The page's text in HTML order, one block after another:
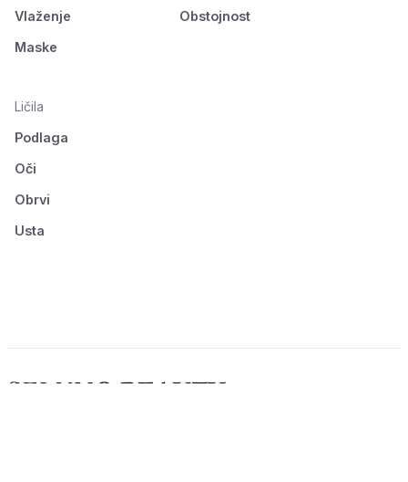
Vlaženje
Maske
Obstojnost
Ličila
Podlaga
Oči
Obrvi
Usta